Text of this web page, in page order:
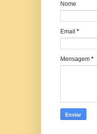
Nome
Email *
Mensagem *